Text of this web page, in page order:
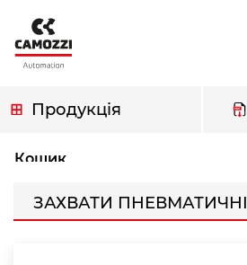
основного
вмісту
Продукція
Кошик
навіґації
ЗАХВАТИ ПНЕВМАТИЧНІ